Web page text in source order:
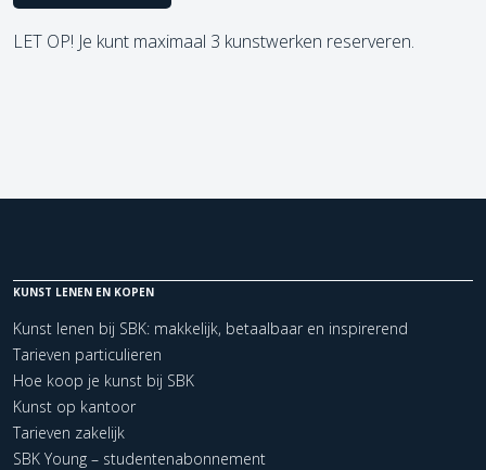
LET OP! Je kunt maximaal 3 kunstwerken reserveren.
KUNST LENEN EN KOPEN
Kunst lenen bij SBK: makkelijk, betaalbaar en inspirerend
Tarieven particulieren
Hoe koop je kunst bij SBK
Kunst op kantoor
Tarieven zakelijk
SBK Young – studentenabonnement